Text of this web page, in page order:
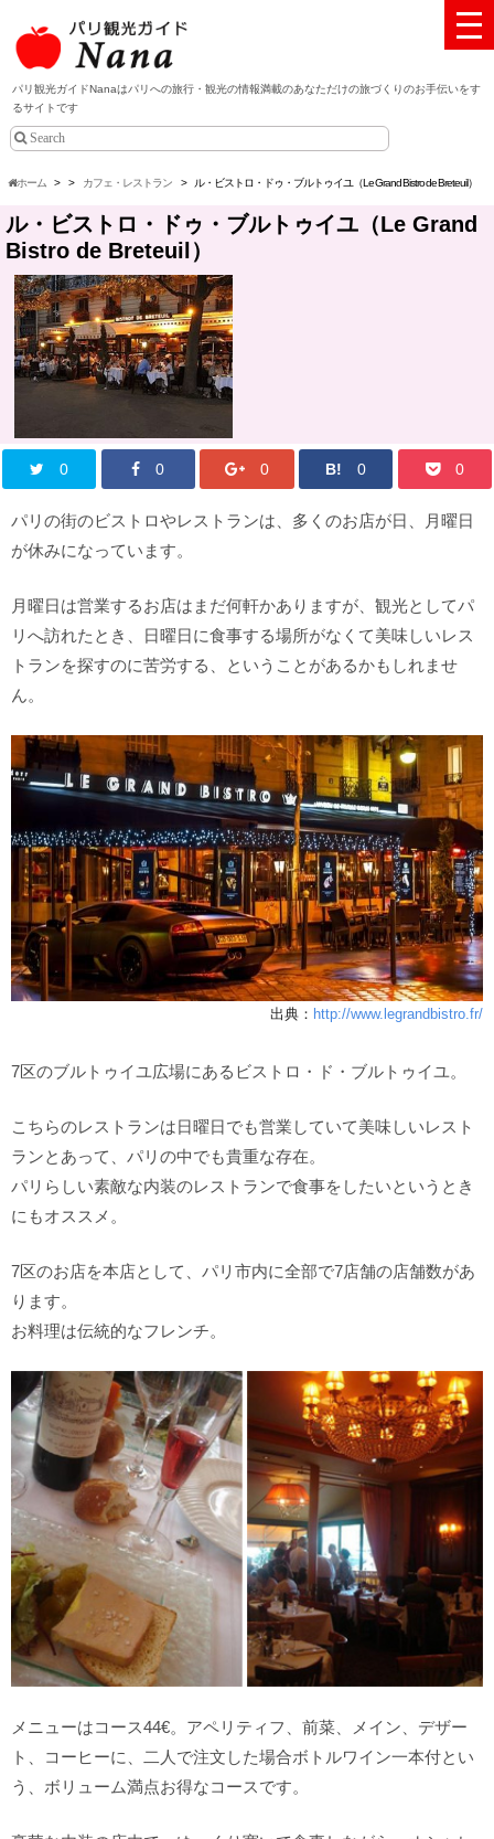
パリ観光ガイドNanaはパリへの旅行・観光の情報満載のあなただけの旅づくりのお手伝いをす
るサイトです
ホーム > > カフェ・レストラン > ル・ビストロ・ドゥ・ブルトゥイユ（Le Grand Bistro de Breteuil）
ル・ビストロ・ドゥ・ブルトゥイユ（Le Grand
Bistro de Breteuil）
0 0 0 B! 0 0
パリの街のビストロやレストランは、多くのお店が日、月曜日
が休みになっています。
月曜日は営業するお店はまだ何軒かありますが、観光としてパ
リへ訪れたとき、日曜日に食事する場所がなくて美味しいレス
トランを探すのに苦労する、ということがあるかもしれませ
ん。
出典： http://www.legrandbistro.fr/
7区のブルトゥイユ広場にあるビストロ・ド・ブルトゥイユ。
こちらのレストランは日曜日でも営業していて美味しいレスト
ランとあって、パリの中でも貴重な存在。
パリらしい素敵な内装のレストランで食事をしたいというとき
にもオススメ。
7区のお店を本店として、パリ市内に全部で7店舗の店舗数があ
ります。
お料理は伝統的なフレンチ。
メニューはコース44€。アペリティフ、前菜、メイン、デザー
ト、コーヒーに、二人で注文した場合ボトルワイン一本付とい
う、ボリューム満点お得なコースです。